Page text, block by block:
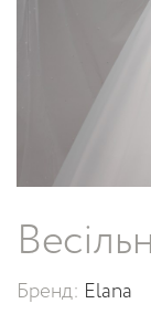
Бренд: Elana